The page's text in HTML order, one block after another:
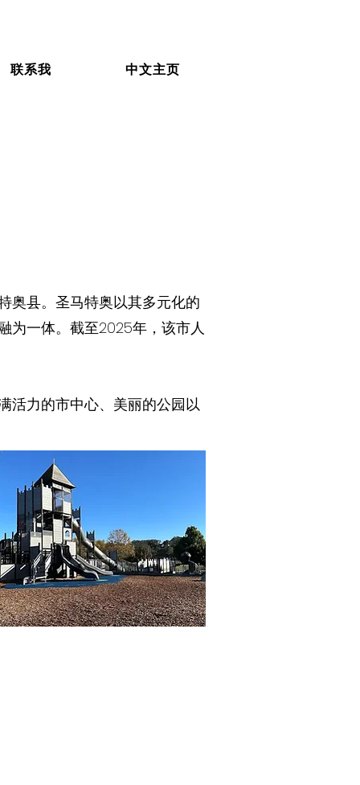
联系我 中文主页
奥县。圣马特奥以其多元化的
为一体。截至2025年，该市人
活力的市中心、美丽的公园以